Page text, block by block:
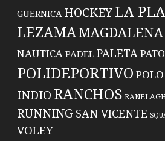
GUERNICA HOCKEYLA
LEZAMAMAGDALENA
NAUTICA PADEL PALETA PATO
POLIDEPORTIVO POLO
INDIO RANCHOS
RUNNING SAN VICENTE
VOLEY